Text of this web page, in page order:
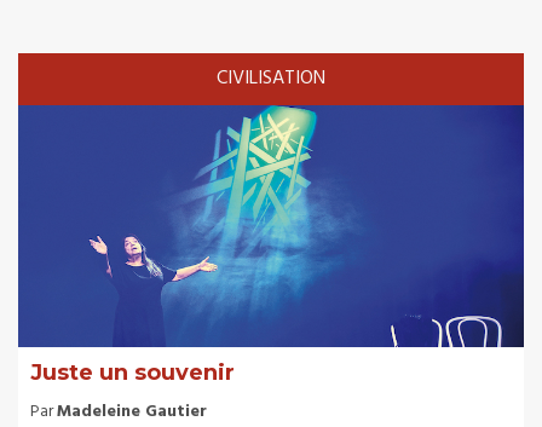
CIVILISATION
Juste un souvenir
ParMadeleine Gautier